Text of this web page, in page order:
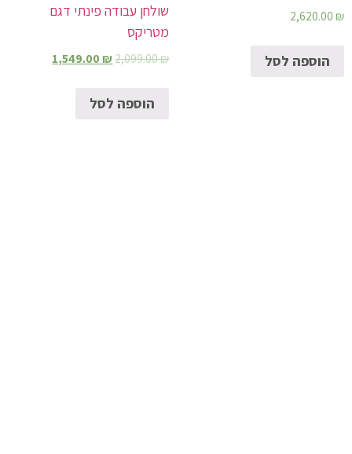
2,620.00 ₪
הוספה לסל
שולחן עבודה פינתי דגם
מטריקס
2,099.00₪
1,549.00 ₪
הוספה לסל